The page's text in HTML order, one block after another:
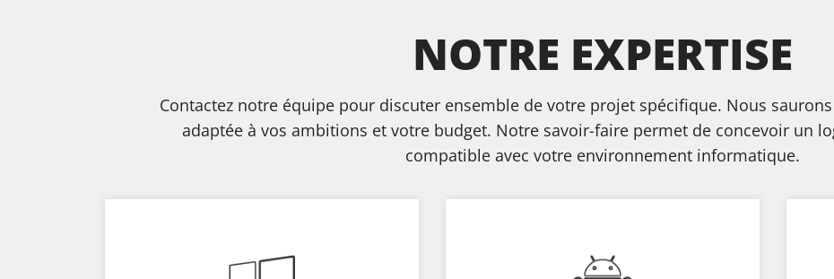
NOTRE EXPERTISE
Contactez notre équipe pour discuter ensemble de votre projet spécifique. Nous
adaptée à vos ambitions et votre budget. Notre savoir-faire permet de concevoir un
compatible avec votre environnement informatique.